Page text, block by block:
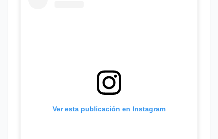
Ver esta publicación en Instagram